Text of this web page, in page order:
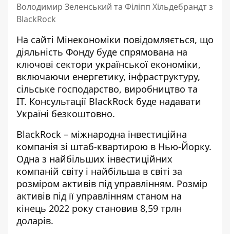
Володимир Зеленський та Філіпп Хільдебрандт з
BlackRock
На сайті Мінекономіки повідомляється, що
діяльність Фонду буде спрямована на
ключові сектори української економіки,
включаючи енергетику, інфраструктуру,
сільське господарство, виробництво та
ІТ. Консультації BlackRock буде надавати
Україні безкоштовно.
BlackRock – міжнародна інвестиційна
компанія зі штаб-квартирою в Нью-Йорку.
Одна з найбільших інвестиційних
компаній світу і найбільша в світі за
розміром активів під управлінням. Розмір
активів під її управлінням станом на
кінець 2022 року становив 8,59 трлн
доларів.